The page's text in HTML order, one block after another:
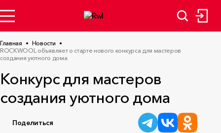
Главная
Новости
ROCKWOOL объявляет о старте нового конкурса для мастеров
создания уютного дома
Конкурс для мастеров
создания уютного дома
Поделиться